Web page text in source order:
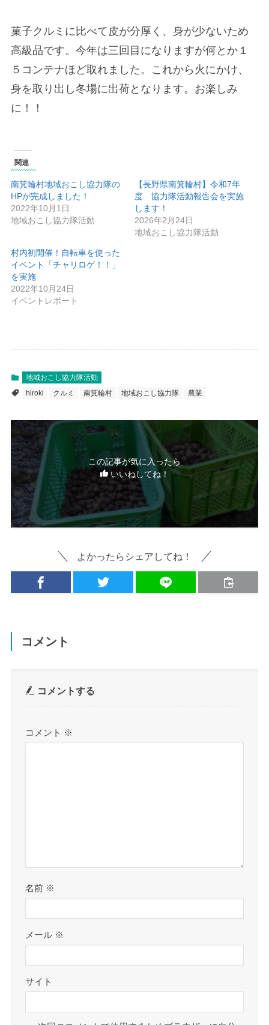
菓子クルミに比べて皮が分厚く、身が少ないため
高級品です。今年は三回目になりますが何とか１
５コンテナほど取れました。これから火にかけ、
身を取り出し冬場に出荷となります。お楽しみ
に！！
関連
南箕輪村地域おこし協力隊の
HPが完成しました！
2022年10月1日
地域おこし協力隊活動
【長野県南箕輪村】令和7年
度 協力隊活動報告会を実施
します！
2026年2月24日
地域おこし協力隊活動
村内初開催！自転車を使った
イベント「チャリロゲ！！」
を実施
2022年10月24日
イベントレポート
地域おこし協力隊活動
hiroki
クルミ 南箕輪村 地域おこし協力隊 農業
この記事が気に入ったら
いいねしてね！
よかったらシェアしてね！
コメント
コメントする
コメント ※
名前 ※
メール ※
サイト